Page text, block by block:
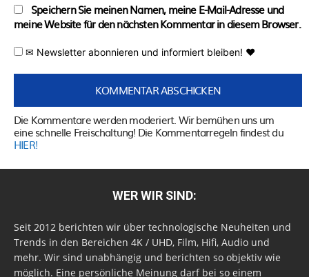
Speichern Sie meinen Namen, meine E-Mail-Adresse und
meine Website für den nächsten Kommentar in diesem Browser.
✉ Newsletter abonnieren und informiert bleiben! ♥
Die Kommentare werden moderiert. Wir bemühen uns um
eine schnelle Freischaltung! Die Kommentarregeln findest du
HIER!
WER WIR SIND:
Seit 2012 berichten wir über technologische Neuheiten und
Trends in den Bereichen 4K / UHD, Film, Hifi, Audio und
mehr. Wir sind unabhängig und berichten so objektiv wie
möglich. Eine persönliche Meinung darf bei so einem